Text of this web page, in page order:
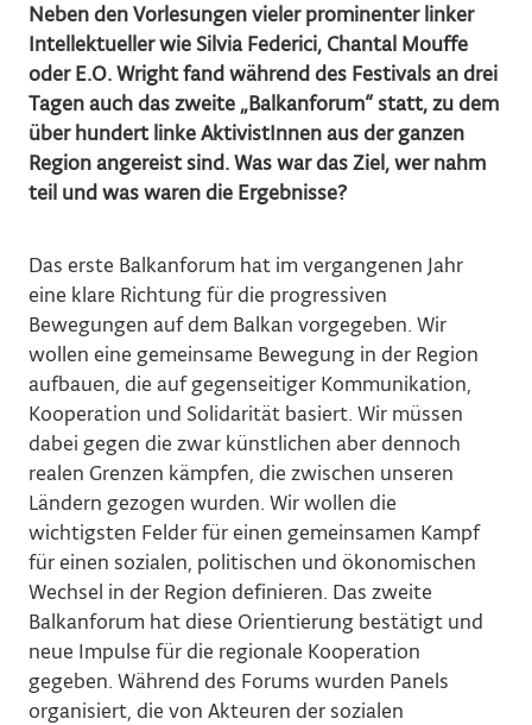
Neben den Vorlesungen vieler prominenter linker
Intellektueller wie Silvia Federici, Chantal Mouffe
oder E.O. Wright fand während des Festivals an drei
Tagen auch das zweite „Balkanforum“ statt, zu dem
über hundert linke AktivistInnen aus der ganzen
Region angereist sind. Was war das Ziel, wer nahm
teil und was waren die Ergebnisse?
Das erste Balkanforum hat im vergangenen Jahr
eine klare Richtung für die progressiven
Bewegungen auf dem Balkan vorgegeben. Wir
wollen eine gemeinsame Bewegung in der Region
aufbauen, die auf gegenseitiger Kommunikation,
Kooperation und Solidarität basiert. Wir müssen
dabei gegen die zwar künstlichen aber dennoch
realen Grenzen kämpfen, die zwischen unseren
Ländern gezogen wurden. Wir wollen die
wichtigsten Felder für einen gemeinsamen Kampf
für einen sozialen, politischen und ökonomischen
Wechsel in der Region definieren. Das zweite
Balkanforum hat diese Orientierung bestätigt und
neue Impulse für die regionale Kooperation
gegeben. Während des Forums wurden Panels
organisiert, die von Akteuren der sozialen